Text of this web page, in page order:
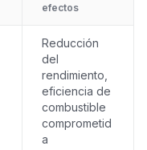
efectos
Reducción
del
rendimiento,
eficiencia de
combustible
comprometid
a